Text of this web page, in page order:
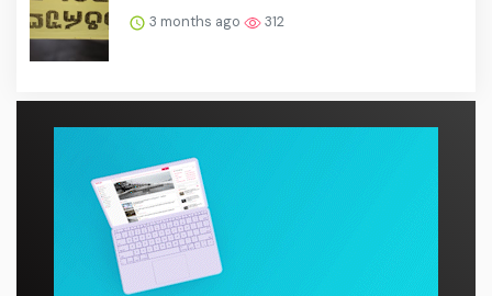
3 months ago 312